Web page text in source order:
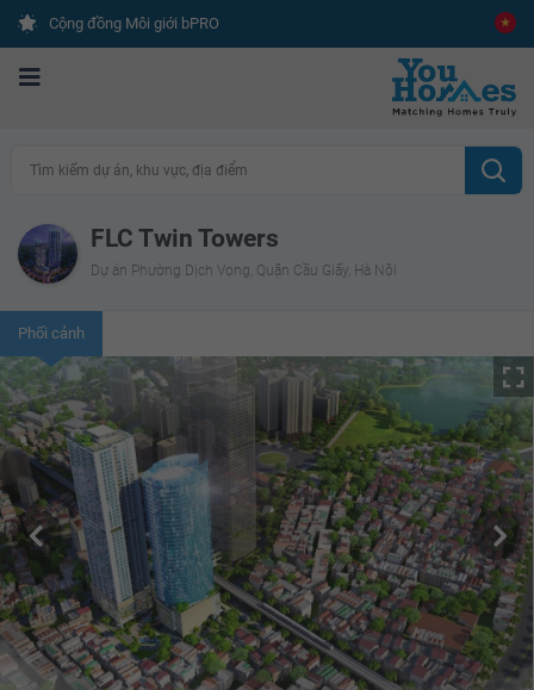
Cộng đồng Môi giới bPRO
Tìm kiếm dự án, khu vực, địa điểm
FLC Twin Towers
Dự án Phường Dịch Vọng, Quận Cầu Giấy, Hà Nội
Phối cảnh